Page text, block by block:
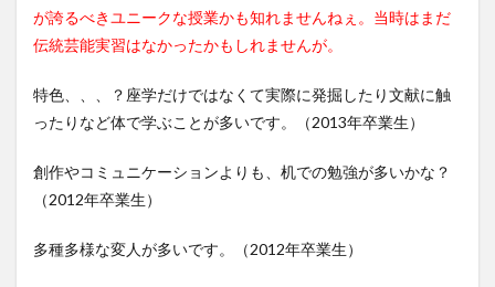
が誇るべきユニークな授業かも知れませんねぇ。当時はまだ
伝統芸能実習はなかったかもしれませんが。
特色、、、？座学だけではなくて実際に発掘したり文献に触
ったりなど体で学ぶことが多いです。（2013年卒業生）
創作やコミュニケーションよりも、机での勉強が多いかな？
（2012年卒業生）
多種多様な変人が多いです。（2012年卒業生）